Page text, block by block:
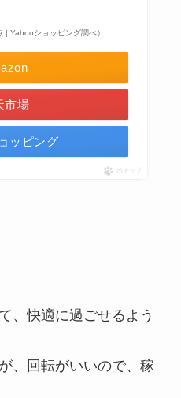
| Yahooショッピング調べ）
市場
ッピング
ポチップ
、快適に過ごせるよう
、回転がいいので、稼